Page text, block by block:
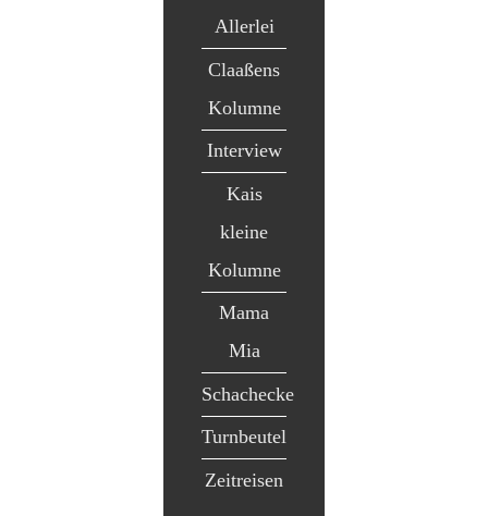
Allerlei
Claaßens
Kolumne
Interview
Kais
kleine
Kolumne
Mama
Mia
Schachecke
Turnbeutel
Zeitreisen